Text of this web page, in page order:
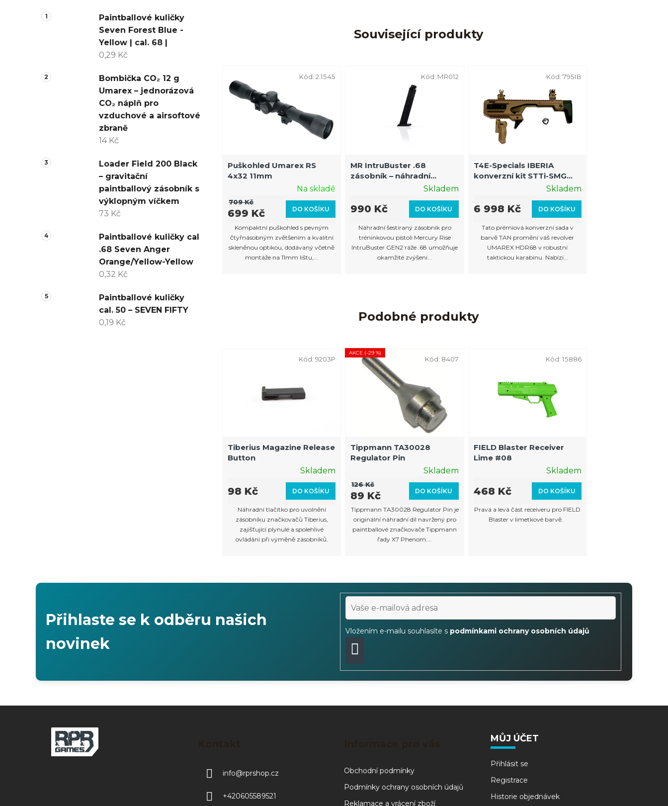
Paintballové kuličky
Seven Forest Blue -
Yellow | cal. 68 |
0,29 Kč
Bombička CO₂ 12 g
Umarex – jednorázová
CO₂ náplň pro
vzduchové a airsoftové
zbraně
14 Kč
Loader Field 200 Black
– gravitační
paintballový zásobník s
výklopným víčkem
73 Kč
Paintballové kuličky cal
.68 Seven Anger
Orange/Yellow-Yellow
0,32 Kč
Paintballové kuličky
cal. 50 – SEVEN FIFTY
0,19 Kč
Související produkty
Puškohled Umarex RS
4x32 11mm
Na skladě
DO KOŠÍKU
699 Kč
709 Kč
Kompaktní puškohled s pevným
čtyřnásobným zvětšením a kvalitní
skleněnou optikou, dodávaný včetně
montáže na 11mm lištu,...
Kód:2.1545
MR IntruBuster .68
zásobník – náhradní
zásobník pro IntruBuster
Skladem
DO KOŠÍKU
990 Kč
Náhradní šestiraný zásobník pro
tréninkovou pistoli Mercury Rise
IntruBuster GEN2 ráže .68 umožňuje
okamžité zvýšení...
Kód: MR012
T4E-Specials IBERIA
konverzní kit STTi-SMG
Skladem
DO KOŠÍKU
6 998 Kč
Tato prémiová konverzní sada v
barvě TAN promění váš revolver
UMAREX HDR68 v robustní
taktickou karabinu. Nabízí...
Kód:795IB
Podobné produkty
Tiberius Magazine Release
Button
Skladem
DO KOŠÍKU
98 Kč
Náhradní tlačítko pro uvolnění
zásobníku značkovačů Tiberius,
zajišťující plynulé a spolehlivé
ovládání při výměně zásobníků.
Kód:9203P
AKCE (–29 %)
Tippmann TA30028
Regulator Pin
Skladem
DO KOŠÍKU
89 Kč
126 Kč
Tippmann TA30028 Regulator Pin je
originální náhradní díl navržený pro
paintballové značkovače Tippmann
řady X7 Phenom....
Kód: 8407
FIELD Blaster Receiver
Lime #08
Skladem
DO KOŠÍKU
468 Kč
Pravá a levá část receiveru pro FIELD
Blaster v limetkové barvě.
Kód:15886
Přihlaste se k odběru našich
novinek
Vložením e-mailu souhlasíte s podmínkami ochrany osobních údajů
PŘIHLÁSIT
SE
info@rprshop.cz
+420605589521
Obchodní podmínky
Podmínky ochrany osobních údajů
Reklamace a vrácení zboží
MŮJ ÚČET
Přihlásit se
Registrace
Historie objednávek